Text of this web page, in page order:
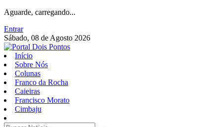
Aguarde, carregando...
Entrar
Sábado, 08 de Agosto 2026
Início
Sobre Nós
Colunas
Franco da Rocha
Caieiras
Francisco Morato
Cimbaju